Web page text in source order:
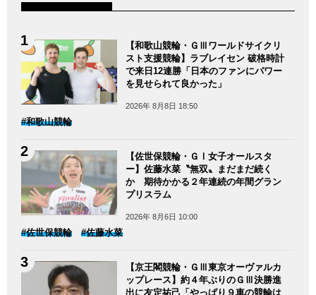
【和歌山競輪・ＧⅢワールドサイクリ
スト支援競輪】ラブレイセン 破格時計
で来日12連勝「日本のファンにパワー
を見せられて良かった」
2026年 8月8日 18:50
#和歌山競輪
【佐世保競輪・ＧⅠ女子オールスタ
ー】佐藤水菜〝無双〟まだまだ続く
か 期待かかる２年連続の年間グラン
プリスラム
2026年 8月6日 10:00
#佐世保競輪 #佐藤水菜
【京王閣競輪・ＧⅢ東京オーヴァルカ
ップレース】約４年ぶりのＧⅢ決勝進
出に友定祐己「やっぱり９車の競輪は